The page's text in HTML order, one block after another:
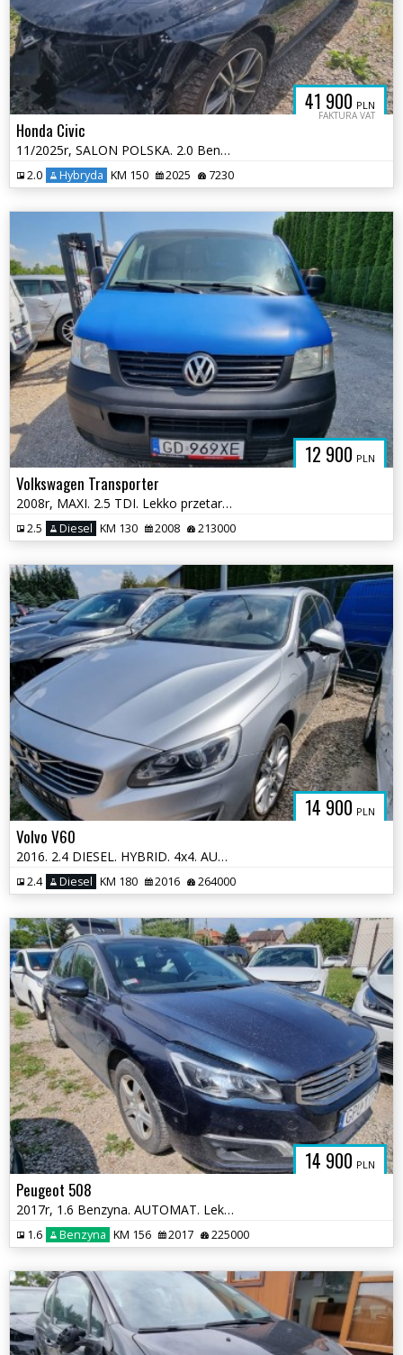
41 900 PLN
FAKTURA VAT
Honda Civic
11/2025r, SALON POLSKA. 2.0 Benzyna HYBRID. Uszkodzony przód. VAT 23.
2.0 Hybryda KM 150 2025 7230
12 900 PLN
Volkswagen Transporter
2008r, MAXI. 2.5 TDI. Lekko przetarty lewy bok. Jeździ.
2.5 Diesel KM 130 2008 213000
14 900 PLN
Volvo V60
2016. 2.4 DIESEL. HYBRID. 4x4. AUTOMAT. Uszkodzony prawy przód.
2.4 Diesel KM 180 2016 264000
14 900 PLN
Peugeot 508
2017r, 1.6 Benzyna. AUTOMAT. Lekko przetarty lewy bok. Jeździ.
1.6 Benzyna KM 156 2017 225000